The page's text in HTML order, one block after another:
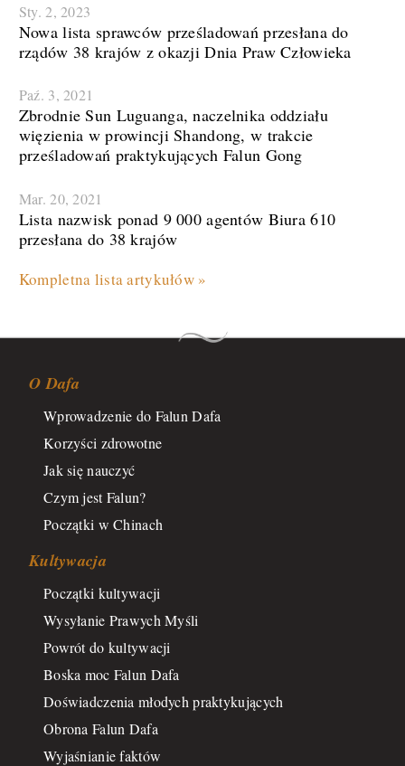
Sty. 2, 2023
Nowa lista sprawców prześladowań przesłana do
rządów 38 krajów z okazji Dnia Praw Człowieka
Paź. 3, 2021
Zbrodnie Sun Luguanga, naczelnika oddziału
więzienia w prowincji Shandong, w trakcie
prześladowań praktykujących Falun Gong
Mar. 20, 2021
​Lista nazwisk ponad 9 000 agentów Biura 610
przesłana do 38 krajów
Kompletna lista artykułów »
O Dafa
Wprowadzenie do Falun Dafa
Korzyści zdrowotne
Jak się nauczyć
Czym jest Falun?
Początki w Chinach
Kultywacja
Początki kultywacji
Wysyłanie Prawych Myśli
Powrót do kultywacji
Boska moc Falun Dafa
Doświadczenia młodych praktykujących
Obrona Falun Dafa
Wyjaśnianie faktów